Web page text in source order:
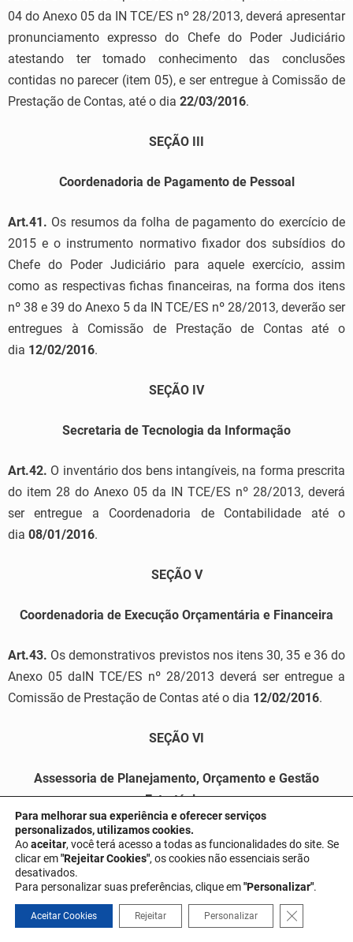
04 do Anexo 05 da IN TCE/ES nº 28/2013, deverá apresentar
pronunciamento expresso do Chefe do Poder Judiciário
atestando ter tomado conhecimento das conclusões
contidas no parecer (item 05), e ser entregue à Comissão de
Prestação de Contas, até o dia 22/03/2016.
SEÇÃO III
Coordenadoria de Pagamento de Pessoal
Art.41. Os resumos da folha de pagamento do exercício de
2015 e o instrumento normativo fixador dos subsídios do
Chefe do Poder Judiciário para aquele exercício, assim
como as respectivas fichas financeiras, na forma dos itens
nº 38 e 39 do Anexo 5 da IN TCE/ES nº 28/2013, deverão ser
entregues à Comissão de Prestação de Contas até o
dia 12/02/2016.
SEÇÃO IV
Secretaria de Tecnologia da Informação
Art.42. O inventário dos bens intangíveis, na forma prescrita
do item 28 do Anexo 05 da IN TCE/ES nº 28/2013, deverá
ser entregue a Coordenadoria de Contabilidade até o
dia 08/01/2016.
SEÇÃO V
Coordenadoria de Execução Orçamentária e Financeira
Art.43. Os demonstrativos previstos nos itens 30, 35 e 36 do
Anexo 05 daIN TCE/ES nº 28/2013 deverá ser entregue a
Comissão de Prestação de Contas até o dia 12/02/2016.
SEÇÃO VI
Assessoria de Planejamento, Orçamento e Gestão
Estratégica
Art.44.O Demonstrativo de créditos adicionais do exercício
de 2015, na forma do item nº 16 do Anexo 5 da IN TCE/ES
nº 28/2013, deverá ser entregue à Comissão de Prestação
de Contas até o dia 12/02/2016.
Para melhorar sua experiência e oferecer serviços
personalizados, utilizamos cookies.
Aoaceitar, você terá acesso a todas as funcionalidades do site. Se
clicar em"Rejeitar Cookies", os cookies não essenciais serão
desativados.
Para personalizar suas preferências, clique em"Personalizar".
Aceitar Cookies Rejeitar Personalizar Close